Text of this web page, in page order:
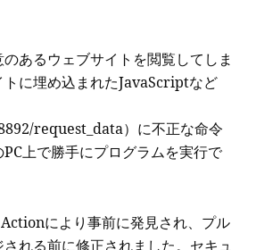
あるウェブサイトを閲覧してしま
トに埋め込まれたJavaScriptなど
request_data）に不正な命令
上で勝手にプログラムを実行で
により事前に発見され、プル
れる前に修正されました。セキュ